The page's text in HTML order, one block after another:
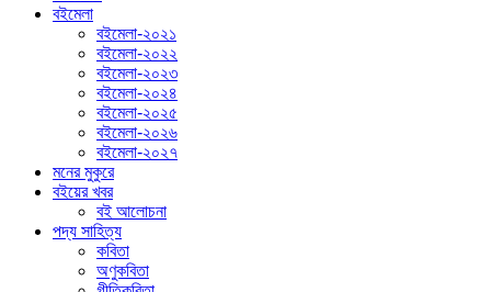
বইমেলা
বইমেলা-২০২১
বইমেলা-২০২২
বইমেলা-২০২৩
বইমেলা-২০২৪
বইমেলা-২০২৫
বইমেলা-২০২৬
বইমেলা-২০২৭
মনের মুকুরে
বইয়ের খবর
বই আলোচনা
পদ্য সাহিত্য
কবিতা
অণুকবিতা